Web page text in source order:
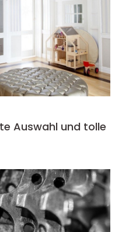
Auswahl und tolle